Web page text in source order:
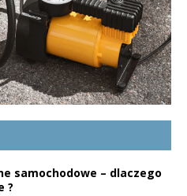
samochodowe – dlaczego
?